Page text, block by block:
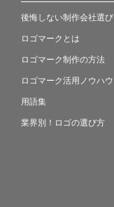
後悔しない制作会社選び
ロゴマークとは
ロゴマーク制作の方法
ロゴマーク活用ノウハウ
用語集
業界別！ロゴの選び方